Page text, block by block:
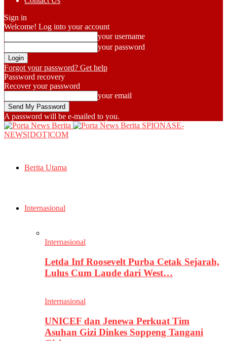
Sign in
Welcome! Log into your account
your username
your password
Forgot your password? Get help
Password recovery
Recover your password
your email
A password will be e-mailed to you.
SPIONASE-
NEWS[DOT]COM
Berita Utama
Internasional
Internasional
Letda Inf Roosevelt Purba Cetak Sejarah,
Lulus Cum Laude dari West…
Internasional
UNICEF dan Jenewa Perkuat Tim
Asuhan Gizi Dinkes Soppeng Tangani